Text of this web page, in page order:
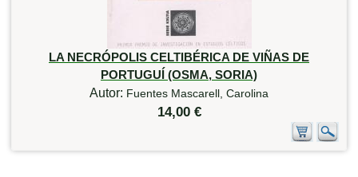
LA NECRÓPOLIS CELTIBÉRICA DE VIÑAS DE
PORTUGUÍ (OSMA, SORIA)
Autor: Fuentes Mascarell, Carolina
14,00 €